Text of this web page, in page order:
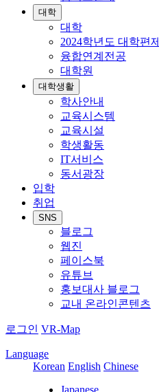
대학
대학
2024학년도 대학편제
융합연계전공
대학원
대학생활
학사안내
교육시스템
교육시설
학생활동
IT서비스
동서광장
입학
취업
SNS
블로그
웹진
페이스북
유튜브
홍보대사 블로그
교내 온라인콘텐츠
로그인 VR-Map
Language
Korean English Chinese
Japanese